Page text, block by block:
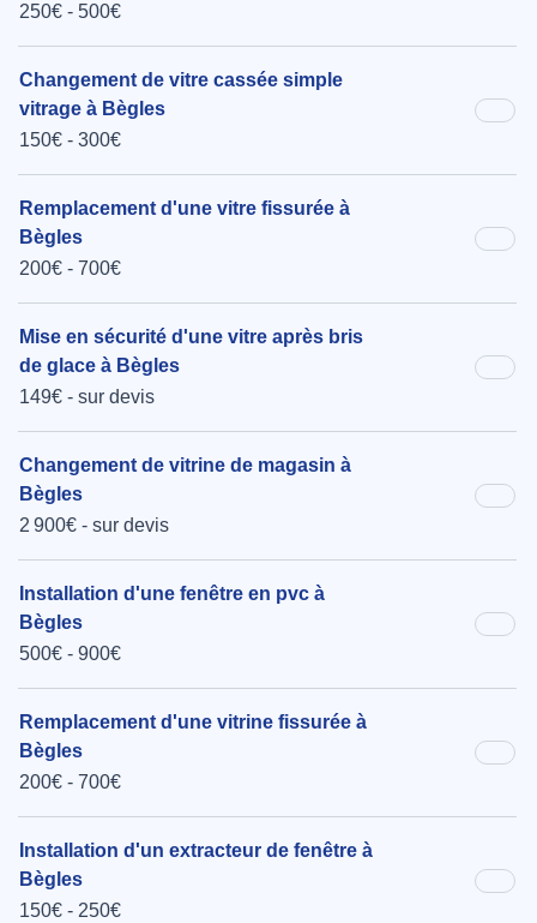
250€ - 500€
Changement de vitre cassée simple
vitrage à Bègles
150€ - 300€
Remplacement d'une vitre fissurée à
Bègles
200€ - 700€
Mise en sécurité d'une vitre après bris
de glace à Bègles
149€ - sur devis
Changement de vitrine de magasin à
Bègles
2 900€ - sur devis
Installation d'une fenêtre en pvc à
Bègles
500€ - 900€
Remplacement d'une vitrine fissurée à
Bègles
200€ - 700€
Installation d'un extracteur de fenêtre à
Bègles
150€ - 250€